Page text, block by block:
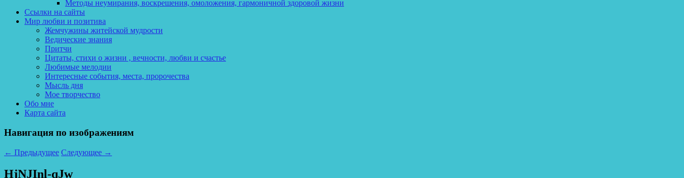
Методы неумирания, воскрешения, омоложения, гармоничной здоровой жизни
Ссылки на сайты
Мир любви и позитива
Жемчужины житейской мудрости
Ведические знания
Притчи
Цитаты, стихи о жизни , вечности, любви и счастье
Любимые мелодии
Интересные события, места, пророчества
Мысль дня
Мое творчество
Обо мне
Карта сайта
Навигация по изображениям
← Предыдущее Следующее →
HjNJInl-qJw